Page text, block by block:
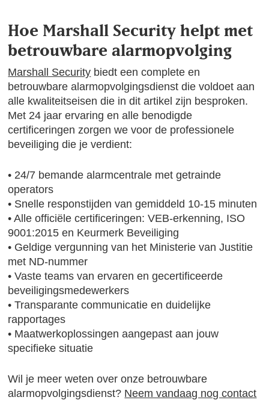
Hoe Marshall Security helpt met
betrouwbare alarmopvolging
Marshall Security biedt een complete en
betrouwbare alarmopvolgingsdienst die voldoet aan
alle kwaliteitseisen die in dit artikel zijn besproken.
Met 24 jaar ervaring en alle benodigde
certificeringen zorgen we voor de professionele
beveiliging die je verdient:
• 24/7 bemande alarmcentrale met getrainde
operators
• Snelle responstijden van gemiddeld 10-15 minuten
• Alle officiële certificeringen: VEB-erkenning, ISO
9001:2015 en Keurmerk Beveiliging
• Geldige vergunning van het Ministerie van Justitie
met ND-nummer
• Vaste teams van ervaren en gecertificeerde
beveiligingsmedewerkers
• Transparante communicatie en duidelijke
rapportages
• Maatwerkoplossingen aangepast aan jouw
specifieke situatie
Wil je meer weten over onze betrouwbare
alarmopvolgingsdienst? Neem vandaag nog contact